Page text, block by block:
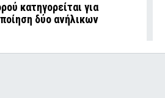
κατηγορείται για
δύο ανήλικων